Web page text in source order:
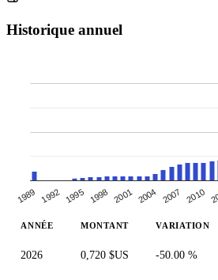
Historique annuel
1989 1992 1995 1998 2001 2004 2007 2010
ANNÉE MONTANT VARIATION
2026 0,720 $US -50.00 %